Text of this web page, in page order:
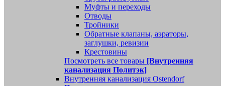
Муфты и переходы
Отводы
Тройники
Обратные клапаны, аэраторы,
заглушки, ревизии
Крестовины
Посмотреть все товары [Внутренняя
канализация Политэк]
Внутренняя канализация Ostendorf